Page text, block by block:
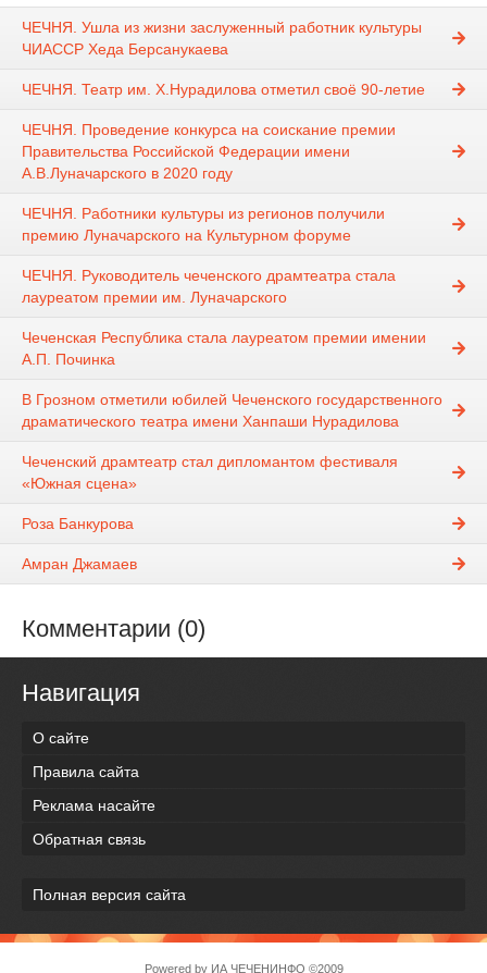
ЧЕЧНЯ. Ушла из жизни заслуженный работник культуры
ЧИАССР Хеда Берсанукаева
ЧЕЧНЯ. Театр им. Х.Нурадилова отметил своё 90-летие
ЧЕЧНЯ. Проведение конкурса на соискание премии
Правительства Российской Федерации имени
А.В.Луначарского в 2020 году
ЧЕЧНЯ. Работники культуры из регионов получили
премию Луначарского на Культурном форуме
ЧЕЧНЯ. Руководитель чеченского драмтеатра стала
лауреатом премии им. Луначарского
Чеченская Республика стала лауреатом премии имении
А.П. Починка
В Грозном отметили юбилей Чеченского государственного
драматического театра имени Ханпаши Нурадилова
Чеченский драмтеатр стал дипломантом фестиваля
«Южная сцена»
Роза Банкурова
Амран Джамаев
Комментарии (0)
Навигация
О сайте
Правила сайта
Реклама насайте
Обратная связь
Полная версия сайта
Powered by ИА ЧЕЧЕНИНФО ©2009